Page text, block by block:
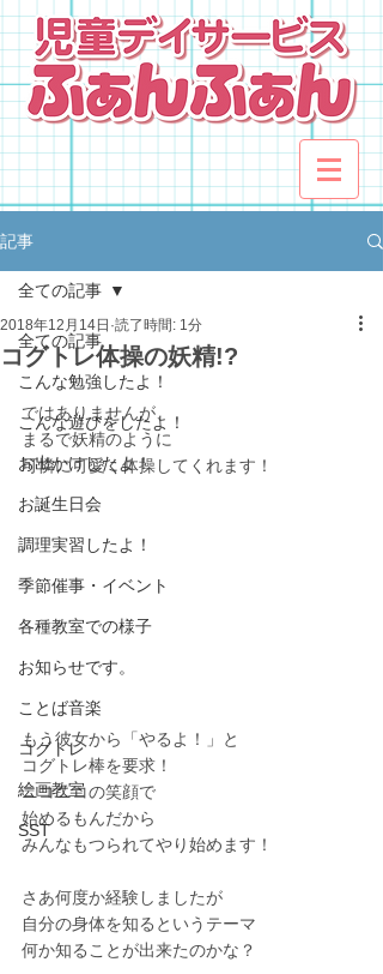
記事
全ての記事
こんな勉強したよ！
こんな遊びをしたよ！
お出かけしたよ！
お誕生日会
調理実習したよ！
季節催事・イベント
各種教室での様子
お知らせです。
ことば音楽
コグトレ
絵画教室
SST
全ての記事
コグトレ体操の妖精!?
2018年12月14日 読了時間: 1分
ではありませんが、
まるで妖精のように
可憐に可愛く体操してくれます！
もう彼女から「やるよ！」と
コグトレ棒を要求！
ニコニコの笑顔で
始めるもんだから
みんなもつられてやり始めます！
さあ何度か経験しましたが
自分の身体を知るというテーマ
何か知ることが出来たのかな？